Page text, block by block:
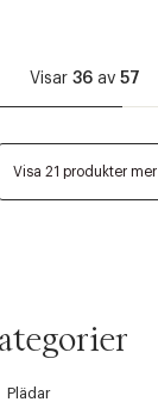
Visar 36av 57
Visa 21 produkter mer
Plädar